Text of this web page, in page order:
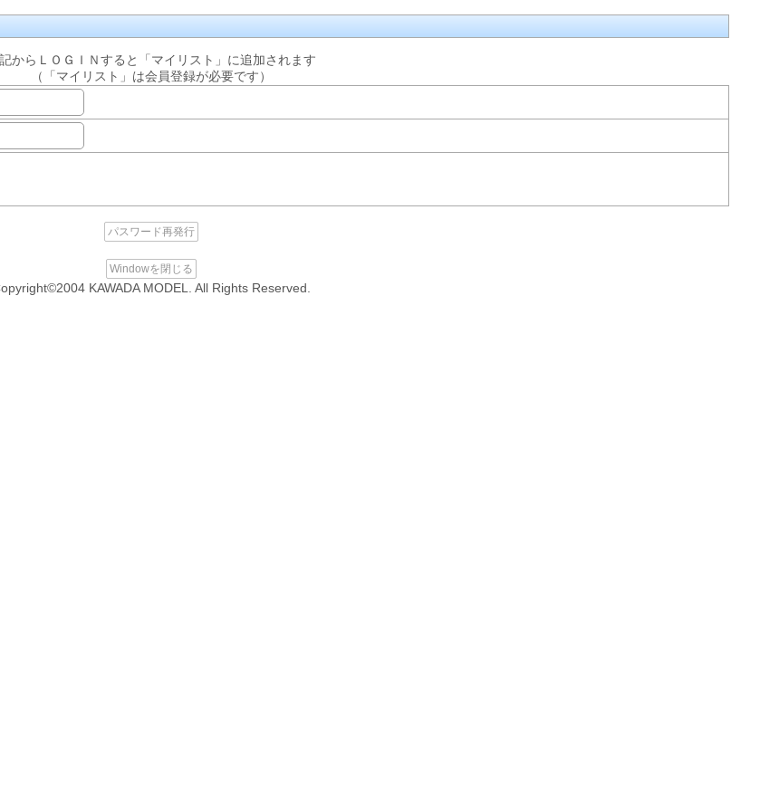
からＬＯＧＩＮすると「マイリスト」に追加されます
（「マイリスト」は会員登録が必要です）
パスワード再発行
Windowを閉じる
KAWADA MODEL. All Rights Reserved.